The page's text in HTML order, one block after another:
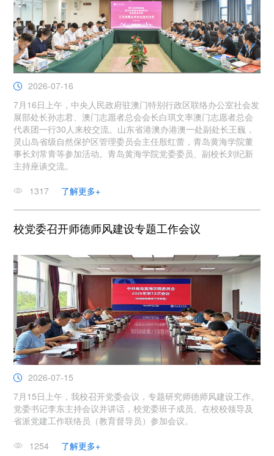
2026-07-16
7月16日上午，中央人民政府驻澳门特别行政区联络办公室社会发
展部处长孙志君、澳门志愿者总会会长白琪文率澳门志愿者总会
代表团一行30人来校交流。山东省港澳办港澳一处副处长王巍，
灵山岛省级自然保护区管理委员会主任殷红蕾，青岛黄海学院董
事长刘常青等参加活动。青岛黄海学院党委委员、副校长刘纪新
主持座谈交流。
1317 了解更多+
校党委召开师德师风建设专题工作会议
2026-07-15
7月15日上午，我校召开党委会议，专题研究师德师风建设工作。
党委书记李东主持会议并讲话，校党委班子成员、在校校领导及
省派党建工作联络员（教育督导员）参加会议。
1254 了解更多+